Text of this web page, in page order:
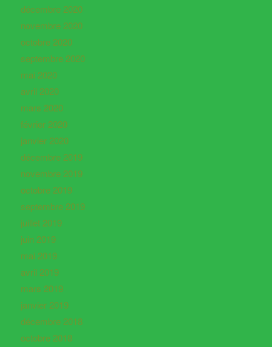
décembre 2020
novembre 2020
octobre 2020
septembre 2020
mai 2020
avril 2020
mars 2020
février 2020
janvier 2020
décembre 2019
novembre 2019
octobre 2019
septembre 2019
juillet 2019
juin 2019
mai 2019
avril 2019
mars 2019
janvier 2019
décembre 2018
octobre 2018